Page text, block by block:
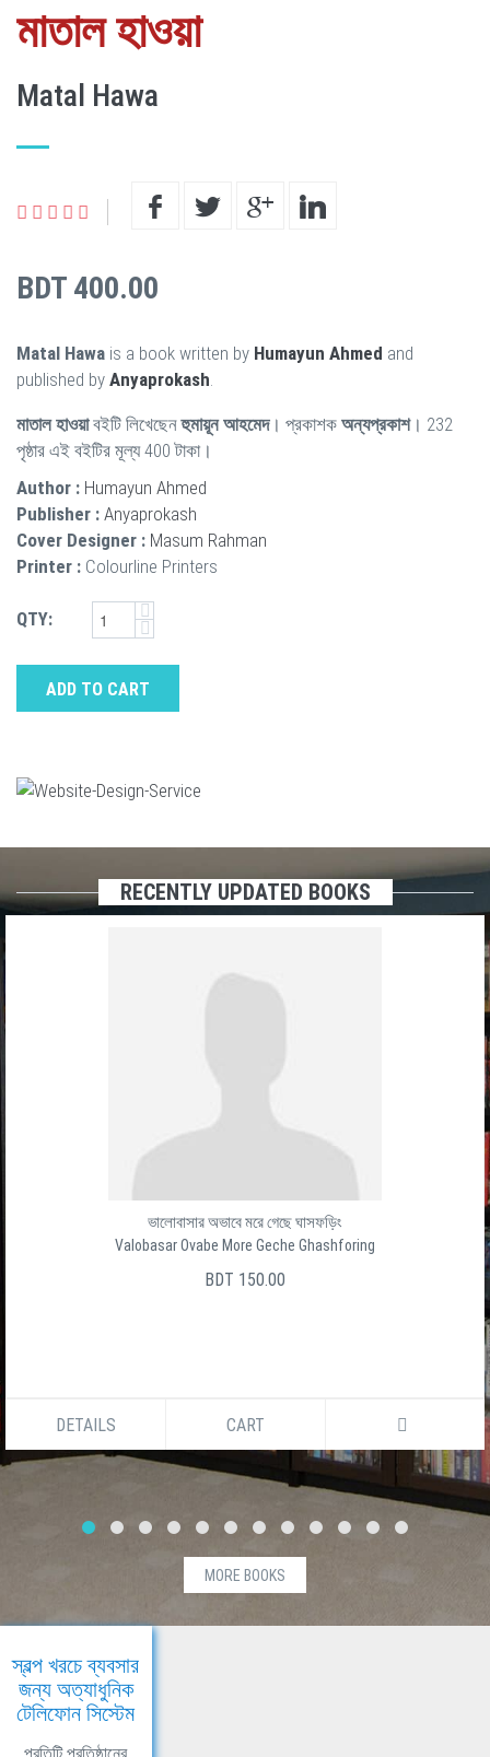
মাতাল হাওয়া
Matal Hawa
BDT 400.00
Matal Hawa is a book written by Humayun Ahmed and
published by Anyaprokash
মাতাল হাওয়াবইটি লিখেছেনহুমায়ূন আহমেদ। প্রকাশক অন্যপ্রকাশ। 232
পৃষ্ঠার এই বইটির মূল্য 400 টাকা।
Author : Humayun Ahmed
Publisher : Anyaprokash
Cover Designer : Masum Rahman
Printer : Colourline Printers
QTY:
ADD TO CART
RECENTLY UPDATED BOOKS
ভালোবাসার অভাবে মরে গেছে ঘাসফড়িং
Valobasar Ovabe More Geche Ghashforing
BDT 150.00
DETAILS CART
MORE BOOKS
স্বল্প খরচে ব্যবসার
জন্য অত্যাধুনিক
টেলিফোন সিস্টেম